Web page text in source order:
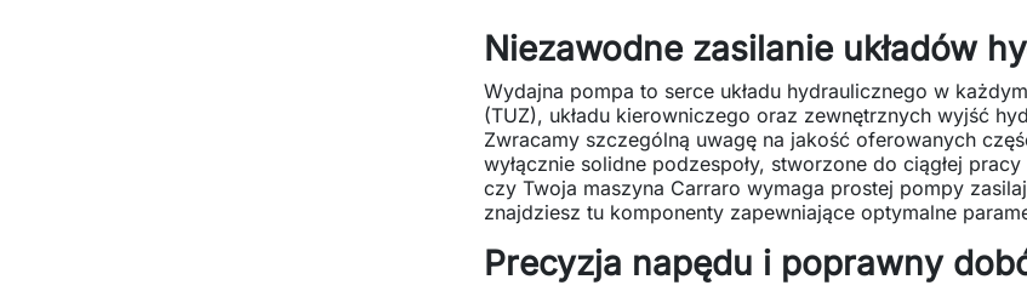
Niezawodne zasilanie układów
Wydajna pompa to serce układu hydraulicznego w
(TUZ), układu kierowniczego oraz zewnętrznych wyjść
Zwracamy szczególną uwagę na jakość oferowanych
wyłącznie solidne podzespoły, stworzone do ciągłej
czy Twoja maszyna Carraro wymaga prostej pompy
znajdziesz tu komponenty zapewniające optymalne
Precyzja napędu i poprawny